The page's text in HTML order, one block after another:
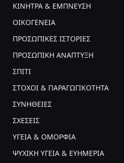
ΚΙΝΗΤΡΑ & ΕΜΠΝΕΥΣΗ
ΟΙΚΟΓΕΝΕΙΑ
ΠΡΟΣΩΠΙΚΕΣ ΙΣΤΟΡΙΕΣ
ΠΡΟΣΩΠΙΚΗ ΑΝΑΠΤΥΞΗ
ΣΠΙΤΙ
ΣΤΟΧΟΙ & ΠΑΡΑΓΩΓΙΚΟΤΗΤΑ
ΣΥΝΗΘΕΙΕΣ
ΣΧΕΣΕΙΣ
ΥΓΕΙΑ & ΟΜΟΡΦΙΑ
ΨΥΧΙΚΗ ΥΓΕΙΑ & ΕΥΗΜΕΡΙΑ